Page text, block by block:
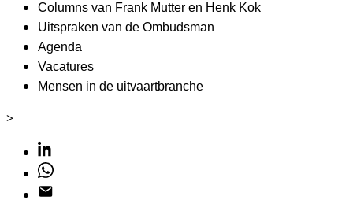
Columns van Frank Mutter en Henk Kok
Uitspraken van de Ombudsman
Agenda
Vacatures
Mensen in de uitvaartbranche
>
Linkedin
Whatsapp
Email